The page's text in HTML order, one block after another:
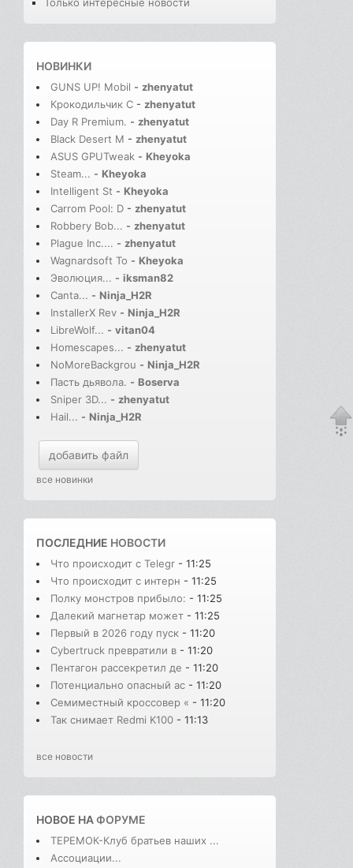
Только интересные новости
НОВИНКИ
GUNS UP! Mobil - zhenyatut
Крокодильчик С - zhenyatut
Day R Premium. - zhenyatut
Black Desert M - zhenyatut
ASUS GPUTweak - Kheyoka
Steam... - Kheyoka
Intelligent St - Kheyoka
Carrom Pool: D - zhenyatut
Robbery Bob... - zhenyatut
Plague Inc.... - zhenyatut
Wagnardsoft To - Kheyoka
Эволюция... - iksman82
Canta... - Ninja_H2R
InstallerX Rev - Ninja_H2R
LibreWolf... - vitan04
Homescapes... - zhenyatut
NoMoreBackgrou - Ninja_H2R
Пасть дьявола. - Boserva
Sniper 3D... - zhenyatut
Hail... - Ninja_H2R
добавить файл
все новинки
ПОСЛЕДНИЕ НОВОСТИ
Что происходит с Telegr - 11:25
Что происходит с интерн - 11:25
Полку монстров прибыло: - 11:25
Далекий магнетар может - 11:25
Первый в 2026 году пуск - 11:20
Cybertruck превратили в - 11:20
Пентагон рассекретил де - 11:20
Потенциально опасный ас - 11:20
Семиместный кроссовер « - 11:20
Так снимает Redmi K100 - 11:13
все новости
НОВОЕ НАФОРУМЕ
ТЕРЕМОК-Клуб братьев наших ...
Ассоциации...